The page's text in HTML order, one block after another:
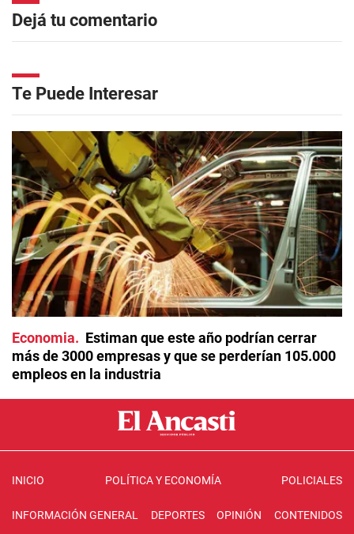
Dejá tu comentario
Te Puede Interesar
Economia
Estiman que este año podrían cerrar
más de 3000 empresas y que se perderían 105.000
empleos en la industria
INICIO POLÍTICA Y ECONOMÍA POLICIALES
INFORMACIÓN GENERAL DEPORTES OPINIÓN CONTENIDOS